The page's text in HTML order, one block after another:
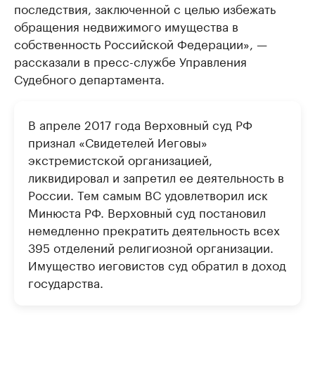
последствия, заключенной с целью избежать
обращения недвижимого имущества в
собственность Российской Федерации», —
рассказали в пресс-службе Управления
Судебного департамента.
В апреле 2017 года Верховный суд РФ
признал «Свидетелей Иеговы»
экстремистской организацией,
ликвидировал и запретил ее деятельность в
России. Тем самым ВС удовлетворил иск
Минюста РФ. Верховный суд постановил
немедленно прекратить деятельность всех
395 отделений религиозной организации.
Имущество иеговистов суд обратил в доход
государства.